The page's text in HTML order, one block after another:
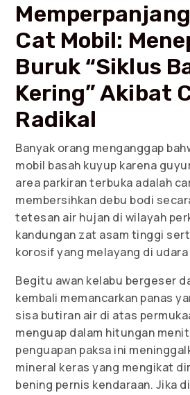
Cat Mobil:
Buruk “Siklus
Kering” Akibat
Radikal
Banyak orang menganggap
mobil basah kuyup karena
area parkiran terbuka adalah
membersihkan debu bodi
tetesan air hujan di wilayah
kandungan zat asam tinggi
korosif yang melayang di udara
Begitu awan kelabu bergeser
kembali memancarkan panas
sisa butiran air di atas
menguap dalam hitungan
penguapan paksa ini
mineral keras yang mengikat
bening pernis kendaraan. Jika